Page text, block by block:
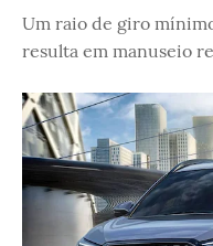
Um raio de giro
resulta em manuseio